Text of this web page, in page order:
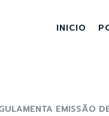
INICIO
EMISSÃO